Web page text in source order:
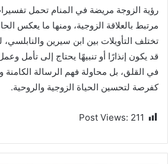
رؤية الزوجة مريضة في المنام تحمل
مرتبط بالعلاقة الزوجية، ومنها ما يعكس
تختلف التأويلات بين ابن سيرين
قد يكون إنذارًا أو تنبيهًا يحتاج إلى تأمل
في القلق، بل محاولة فهم الرسالة الكامنة
كفرصة لتحسين الحياة الزوجية والروحية.
Post Views: 211